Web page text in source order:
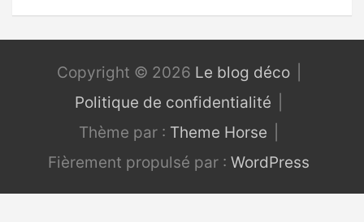
Copyright © 2026 Le blog déco
Politique de confidentialité
Thème par : Theme Horse
Fièrement propulsé par : WordPress